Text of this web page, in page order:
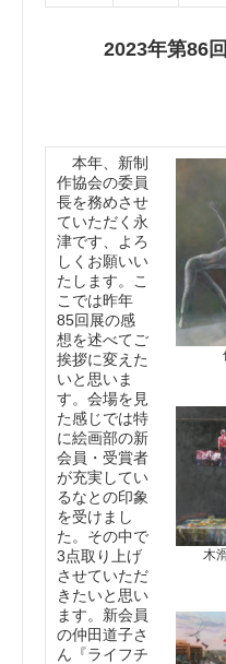
2023年第86回
本年、新制
作協会の委員
長を務めさせ
ていただく永
津です、よろ
しくお願いい
たします。こ
こでは昨年
85回展の感
想を述べてご
挨拶に変えた
いと思いま
す。会場を見
た感じでは特
に絵画部の新
会員・受賞者
が充実してい
るなとの印象
を受けまし
た。その中で
3点取り上げ
させていただ
きたいと思い
ます。新会員
の仲田道子さ
ん『ライフチ
木